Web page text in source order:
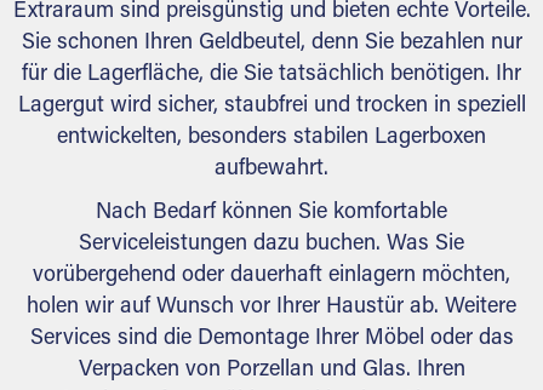
Extraraum sind preisgünstig und bieten echte Vorteile.
Sie schonen Ihren Geldbeutel, denn Sie bezahlen nur
für die Lagerfläche, die Sie tatsächlich benötigen. Ihr
Lagergut wird sicher, staubfrei und trocken in speziell
entwickelten, besonders stabilen Lagerboxen
aufbewahrt.
Nach Bedarf können Sie komfortable
Serviceleistungen dazu buchen. Was Sie
vorübergehend oder dauerhaft einlagern möchten,
holen wir auf Wunsch vor Ihrer Haustür ab. Weitere
Services sind die Demontage Ihrer Möbel oder das
Verpacken von Porzellan und Glas. Ihren